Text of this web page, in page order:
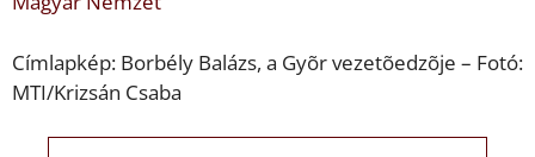
Címlapkép: Borbély Balázs, a Gyõr vezetõedzõje – Fotó:
MTI/Krizsán Csaba